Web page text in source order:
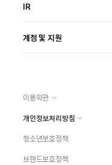
IR
계정 및 지원
이용약관
개인정보처리방침
청소년보호정책
브랜드보호정책